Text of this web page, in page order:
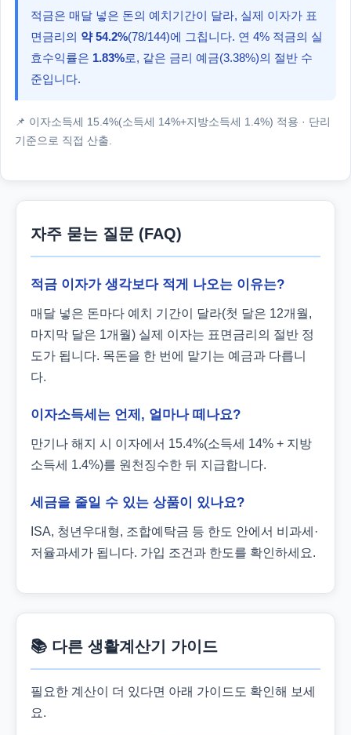
적금은 매달 넣은 돈의 예치기간이 달라, 실제 이자가 표
면금리의 약 54.2%(78/144)에 그칩니다. 연 4% 적금의 실
효수익률은 1.83%로, 같은 금리 예금(3.38%)의 절반 수
준입니다.
📌 이자소득세 15.4%(소득세 14%+지방소득세 1.4%) 적용 · 단리
기준으로 직접 산출.
자주 묻는 질문 (FAQ)
적금 이자가 생각보다 적게 나오는 이유는?
매달 넣은 돈마다 예치 기간이 달라(첫 달은 12개월,
마지막 달은 1개월) 실제 이자는 표면금리의 절반 정
도가 됩니다. 목돈을 한 번에 맡기는 예금과 다릅니
다.
이자소득세는 언제, 얼마나 떼나요?
만기나 해지 시 이자에서 15.4%(소득세 14% + 지방
소득세 1.4%)를 원천징수한 뒤 지급합니다.
세금을 줄일 수 있는 상품이 있나요?
ISA, 청년우대형, 조합예탁금 등 한도 안에서 비과세·
저율과세가 됩니다. 가입 조건과 한도를 확인하세요.
📚 다른 생활계산기 가이드
필요한 계산이 더 있다면 아래 가이드도 확인해 보세
요.